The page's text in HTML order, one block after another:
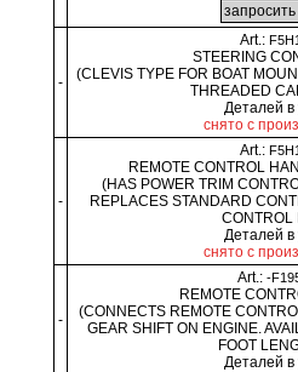
-
Art.:
STEERING
(CLEVIS TYPE FOR BOAT
THREADED
Деталей в
снято с
-
Art.:
REMOTE CONTROL
(HAS POWER TRIM
REPLACES STANDARD
CONTROL
Деталей в
снято с
-
Art.: -
REMOTE
(CONNECTS REMOTE
GEAR SHIFT ON ENGINE.
FOOT
Деталей в